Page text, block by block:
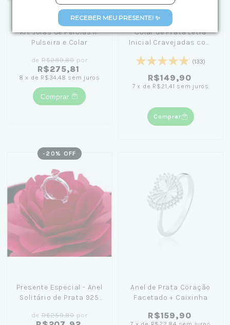
RECEBER MEU PRESENTE! ✨
Kit Joias de Pérolas II:
Pulseira e Colar
de R$289,80por
R$275,81
8 x de R$34,48 sem juros
Comprar
Colar de Prata Letra
Inicial Cravejadas com
(133)
R$149,90
7 x de R$21,41 sem juros
Comprar
- 20 % OFF
Presente Especial - Anel
Solitário de Prata 925
de R$259,80por
Anel de Prata Coração
Facetado + Caixinha
R$159,90